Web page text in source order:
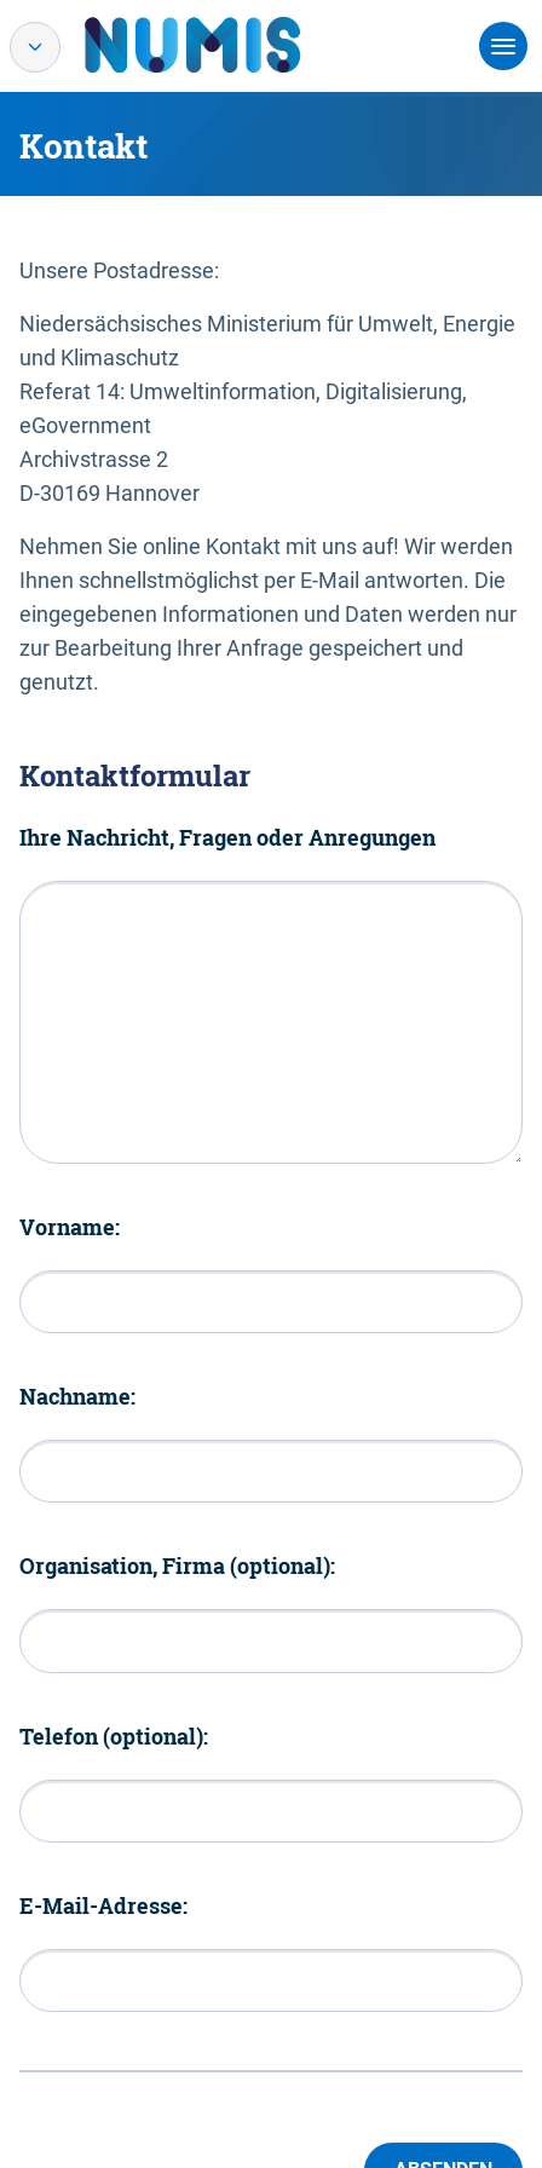
Kontakt
Unsere Postadresse:
Niedersächsisches Ministerium für Umwelt, Energie
und Klimaschutz
Referat 14: Umweltinformation, Digitalisierung,
eGovernment
Archivstrasse 2
D-30169 Hannover
Nehmen Sie online Kontakt mit uns auf! Wir werden
Ihnen schnellstmöglichst per E-Mail antworten. Die
eingegebenen Informationen und Daten werden nur
zur Bearbeitung Ihrer Anfrage gespeichert und
genutzt.
Kontaktformular
Ihre Nachricht, Fragen oder Anregungen
Vorname:
Nachname:
Organisation, Firma (optional):
Telefon (optional):
E-Mail-Adresse: